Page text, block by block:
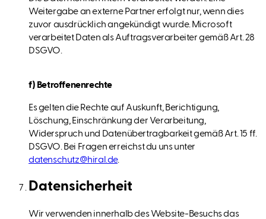
Weitergabe an externe Partner erfolgt nur, wenn dies
zuvor ausdrücklich angekündigt wurde. Microsoft
verarbeitet Daten als Auftragsverarbeiter gemäß Art. 28
DSGVO.
f) Betroffenenrechte
Es gelten die Rechte auf Auskunft, Berichtigung,
Löschung, Einschränkung der Verarbeitung,
Widerspruch und Datenübertragbarkeit gemäß Art. 15 ff.
DSGVO. Bei Fragen erreichst du uns unter
datenschutz@hiral.de.
Datensicherheit
Wir verwenden innerhalb des Website-Besuchs das